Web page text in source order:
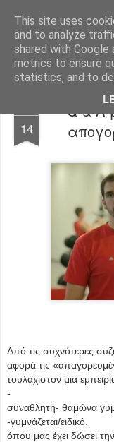
This site uses
and to analyze
shared with
metrics to ensure
statistics, and to
All About
14
Q & A
Από τις συχνότερες
αφορά τις
τουλάχιστον μια
-
συναθλητή- θαμώνα
-γυμνάζεται/ειδικό.
όπου μας έχει δώσει